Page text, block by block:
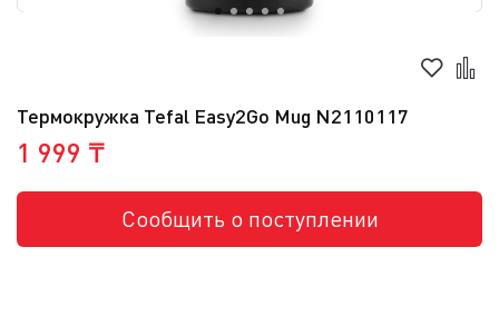
Термокружка Tefal Easy2Go Mug N2110117
1 999 ₸
Сообщить о поступлении